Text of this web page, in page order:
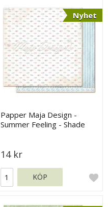
Nyhet
Papper Maja Design -
Summer Feeling - Shade
14 kr
KÖP